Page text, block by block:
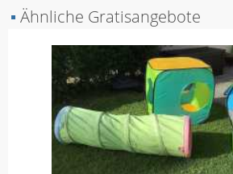
▪ Ähnliche Gratisangebote